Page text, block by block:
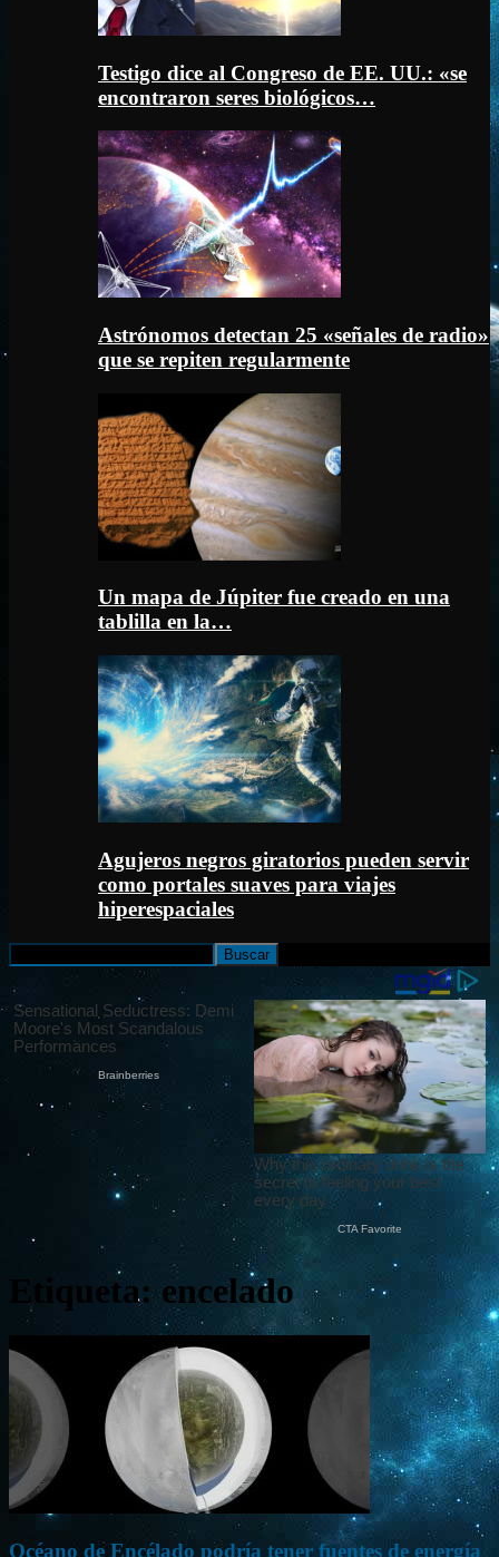
Testigo dice al Congreso de EE. UU.: «se
encontraron seres biológicos…
Astrónomos detectan 25 «señales de radio»
que se repiten regularmente
Un mapa de Júpiter fue creado en una
tablilla en la…
Agujeros negros giratorios pueden servir
como portales suaves para viajes
hiperespaciales
Etiqueta: encelado
Océano de Encélado podría tener fuentes de energía